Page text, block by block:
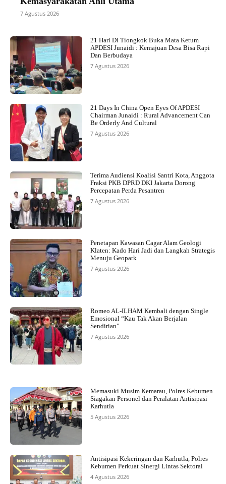
7 Agustus 2026
21 Hari Di Tiongkok Buka Mata Ketum
APDESI Junaidi : Kemajuan Desa Bisa Rapi
Dan Berbudaya
7 Agustus 2026
21 Days In China Open Eyes Of APDESI
Chairman Junaidi : Rural Advancement Can
Be Orderly And Cultural
7 Agustus 2026
Terima Audiensi Koalisi Santri Kota, Anggota
Fraksi PKB DPRD DKI Jakarta Dorong
Percepatan Perda Pesantren
7 Agustus 2026
Penetapan Kawasan Cagar Alam Geologi
Klaten: Kado Hari Jadi dan Langkah Strategis
Menuju Geopark
7 Agustus 2026
Romeo AL-ILHAM Kembali dengan Single
Emosional “Kau Tak Akan Berjalan
Sendirian”
7 Agustus 2026
Memasuki Musim Kemarau, Polres Kebumen
Siagakan Personel dan Peralatan Antisipasi
Karhutla
5 Agustus 2026
Antisipasi Kekeringan dan Karhutla, Polres
Kebumen Perkuat Sinergi Lintas Sektoral
4 Agustus 2026